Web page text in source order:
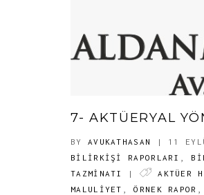
7- AKTÜERYAL
BY AVUKATHASAN | 11
BILIRKIŞI RAPORLARI
TAZMİNATI
| AKTÜER
MALULIYET
,ÖRNEK RAPOR